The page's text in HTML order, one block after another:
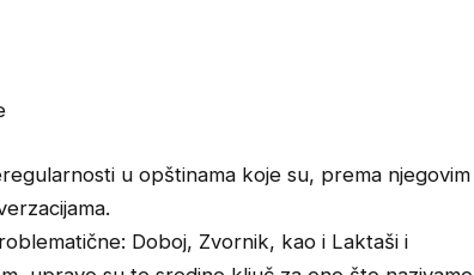
u opštinama koje su, prema njegovim
Doboj, Zvornik, kao i Laktaši i